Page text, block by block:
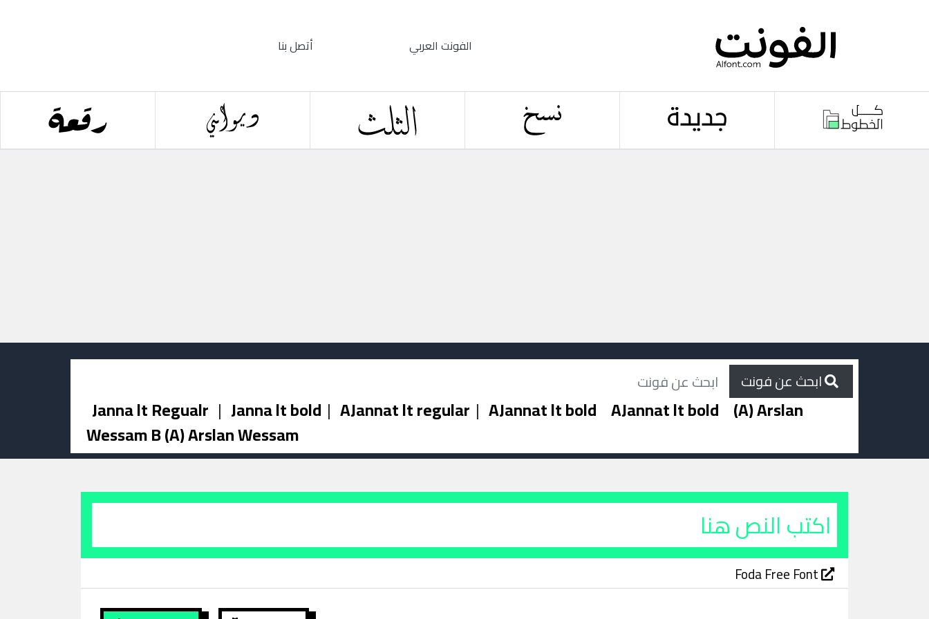
الفونت العربي أتصل بنا
Janna lt Regualr | Janna lt bold | AJannat lt regular | AJannat lt bold AJannat lt bold (A) Arslan
Wessam B (A) Arslan Wessam
Foda Free Font